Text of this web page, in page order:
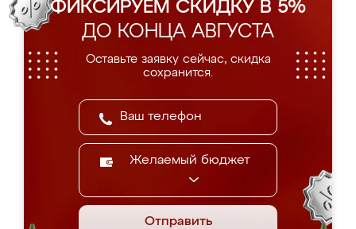
ФИКСИРУЕМ СКИДКУ В 5%
ДО КОНЦА АВГУСТА
Оставьте заявку сейчас, скидка
сохранится.
Желаемый бюджет
Отправить